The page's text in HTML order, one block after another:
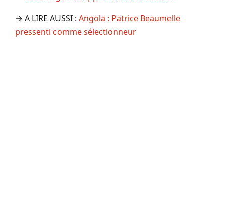
→ A LIRE AUSSI : Angola : Patrice Beaumelle
pressenti comme sélectionneur